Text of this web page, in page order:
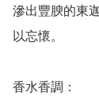
滲出豐腴的東
以忘懷。
香水香調：